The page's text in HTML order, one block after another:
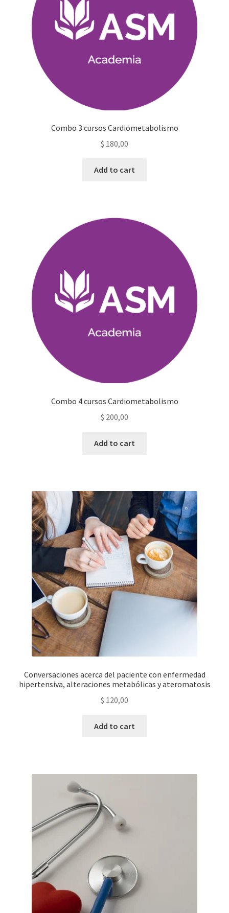
Combo 3 cursos Cardiometabolismo
$ 180,00
Add to cart
Combo 4 cursos Cardiometabolismo
$ 200,00
Add to cart
Conversaciones acerca del paciente con enfermedad
hipertensiva, alteraciones metabólicas y ateromatosis
$ 120,00
Add to cart